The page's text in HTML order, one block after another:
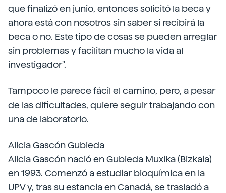
que finalizó en junio, entonces solicitó la beca y
ahora está con nosotros sin saber si recibirá la
beca o no. Este tipo de cosas se pueden arreglar
sin problemas y facilitan mucho la vida al
investigador".
Tampoco le parece fácil el camino, pero, a pesar
de las dificultades, quiere seguir trabajando con
una de laboratorio.
Alicia Gascón Gubieda
Alicia Gascón nació en Gubieda Muxika (Bizkaia)
en 1993. Comenzó a estudiar bioquímica en la
UPV y, tras su estancia en Canadá, se trasladó a